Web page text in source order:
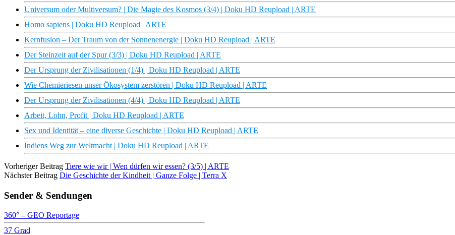
Universum oder Multiversum? | Die Magie des Kosmos (3/4) | Doku HD Reupload | ARTE
Homo sapiens | Doku HD Reupload | ARTE
Kernfusion – Der Traum von der Sonnenenergie | Doku HD Reupload | ARTE
Der Steinzeit auf der Spur (3/3) | Doku HD Reupload | ARTE
Der Ursprung der Zivilisationen (1/4) | Doku HD Reupload | ARTE
Wie Chemieriesen unser Ökosystem zerstören | Doku HD Reupload | ARTE
Der Ursprung der Zivilisationen (4/4) | Doku HD Reupload | ARTE
Arbeit, Lohn, Profit | Doku HD Reupload | ARTE
Sex und Identität – eine diverse Geschichte | Doku HD Reupload | ARTE
Indiens Weg zur Weltmacht | Doku HD Reupload | ARTE
Vorheriger Beitrag Tiere wie wir | Wen dürfen wir essen? (3/5) | ARTE
Nächster Beitrag Die Geschichte der Kindheit | Ganze Folge | Terra X
Sender & Sendungen
360° – GEO Reportage
37 Grad